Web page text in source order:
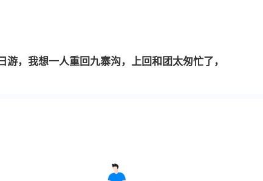
，我想一人重回九寨沟，上回和团太匆忙了，